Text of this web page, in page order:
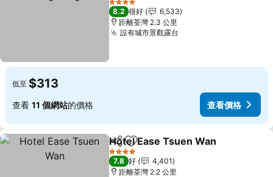
4 星級
8.2 很好
6,533
距離荃灣 2.3 公里
設有城市景觀露台
低至 $313
查看 11 個網站的價格 查看價格
分享 放到收藏夾
Hotel Ease Tsuen Wan
4 星級
7.8 好
4,401
距離荃灣 2.2 公里